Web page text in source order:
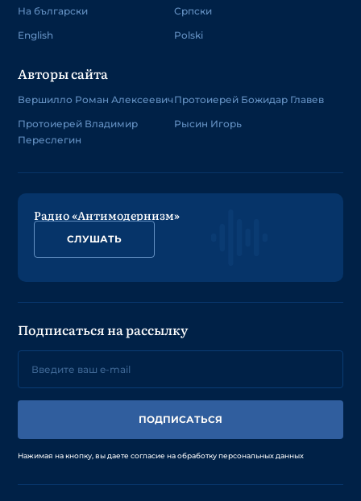
На български
English
Српски
Polski
Авторы сайта
Вершилло Роман Алексеевич
Протоиерей Владимир
Переслегин
Протоиерей Божидар Главев
Рысин Игорь
Радио «Антимодернизм»
СЛУШАТЬ
Подписаться на рассылку
ПОДПИСАТЬСЯ
Нажимая на кнопку, вы даете согласие на обработку персональных данных